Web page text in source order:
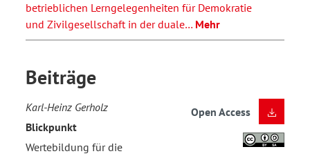
betrieblichen Lerngelegenheiten für Demokratie
und Zivilgesellschaft in der duale… Mehr
Beiträge
Karl-Heinz Gerholz
Blickpunkt
Wertebildung für die
Open Access